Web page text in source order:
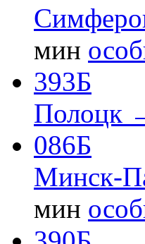
мин
393Б
Полоцк
086Б
Минск-
мин